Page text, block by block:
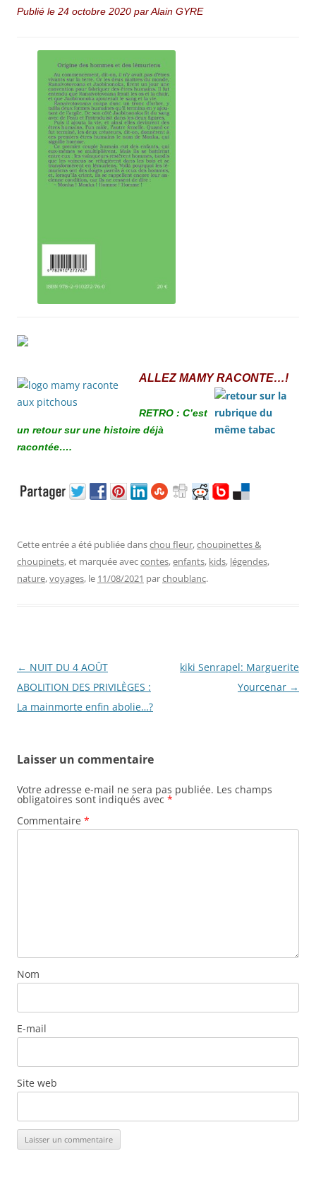
Publié le 24 octobre 2020 par Alain GYRE
ALLEZ MAMY RACONTE…!
RETRO : C’est
un retour sur une histoire déjà
racontée….
Cette entrée a été publiée danschou fleur,choupinettes &
choupinets, et marquée aveccontes,enfants, kids, légendes,
nature,voyages, le 11/08/2021 parchoublanc.
Navigation
des
articles
← NUIT DU 4 AOÛT
ABOLITION DES PRIVILÈGES :
La mainmorte enfin abolie…?
kiki Senrapel: Marguerite
Yourcenar →
Laisser un commentaire
Votre adresse e-mail ne sera pas publiée. Les champs
obligatoires sont indiqués avec *
Commentaire *
Nom
E-mail
Site web